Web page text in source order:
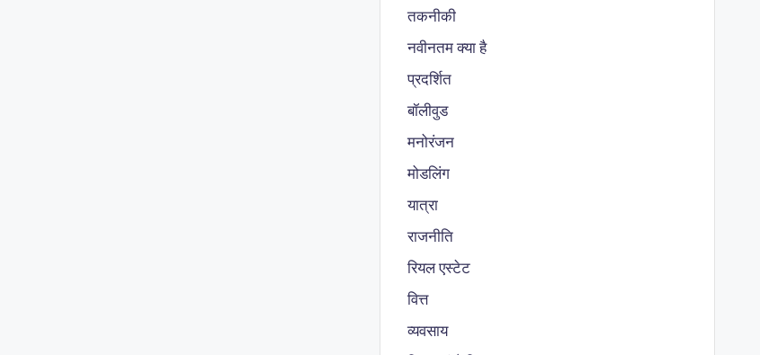
तकनीकी
नवीनतम क्या है
प्रदर्शित
बॉलीवुड
मनोरंजन
मोडलिंग
यात्रा
राजनीति
रियल एस्टेट
वित्त
व्यवसाय